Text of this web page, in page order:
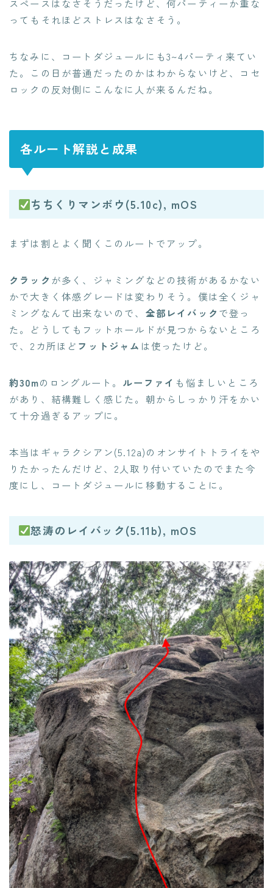
スペースはなさそうだったけど、何パーティーか重な
ってもそれほどストレスはなさそう。
ちなみに、コートダジュールにも3~4パーティ来てい
た。この日が普通だったのかはわからないけど、コセ
ロックの反対側にこんなに人が来るんだね。
各ルート解説と成果
ちちくりマンボウ(5.10c), mOS
まずは割とよく聞くこのルートでアップ。
クラック が多く、ジャミングなどの技術があるかない
かで大きく体感グレードは変わりそう。僕は全くジャ
ミングなんて出来ないので、 全部レイバック で登っ
た。どうしてもフットホールドが見つからないところ
で、2カ所ほど フットジャム は使ったけど。
約30mのロングルート。 ルーファイ も悩ましいところ
があり、結構難しく感じた。朝からしっかり汗をかい
て十分過ぎるアップに。
本当はギャラクシアン(5.12a)のオンサイトトライをや
りたかったんだけど、2人取り付いていたのでまた今
度にし、コートダジュールに移動することに。
怒涛のレイバック(5.11b), mOS